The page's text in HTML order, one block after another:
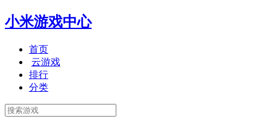
小米游戏中心
首页
云游戏
排行
分类